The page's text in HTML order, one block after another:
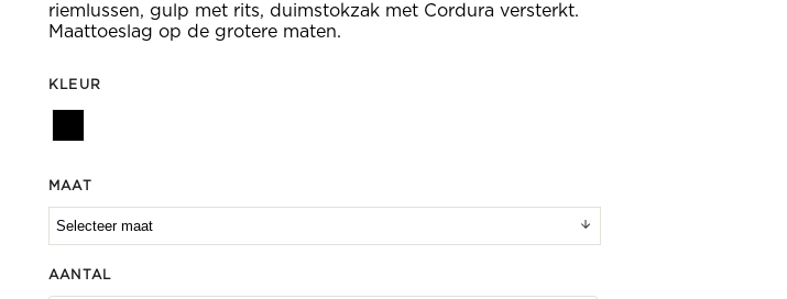
riemlussen, gulp met rits, duimstokzak met Cordura versterkt.
Maattoeslag op de grotere maten.
KLEUR
MAAT
AANTAL